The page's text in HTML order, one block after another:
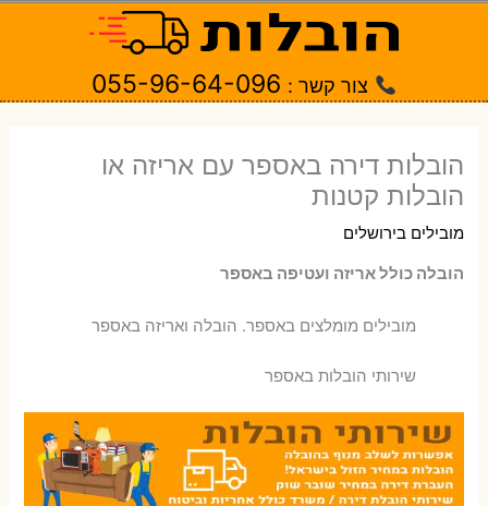
צור קשר : 055-96-64-096
הובלות דירה באספר עם אריזה או
הובלות קטנות
מובילים בירושלים
הובלה כולל אריזה ועטיפה באספר
‫מובילים מומלצים באספר. הובלה ואריזה באספר
שירותי הובלות באספר